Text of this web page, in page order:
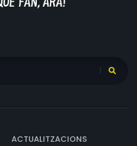
ACTUALITZACIONS